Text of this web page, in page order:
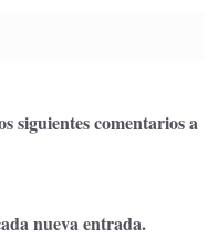
siguientes comentarios a
nueva entrada.